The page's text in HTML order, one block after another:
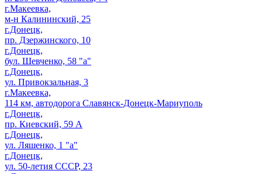
г.Макеевка,
м-н Калининский, 25
г.Донецк,
пр. Дзержинского, 10
г.Донецк,
бул. Шевченко, 58 "а"
г.Донецк,
ул. Привокзальная, 3
г.Макеевка,
114 км, автодорога Славянск-Донецк-Мариуполь
г.Донецк,
пр. Киевский, 59 А
г.Донецк,
ул. Ляшенко, 1 "а"
г.Донецк,
ул. 50-летия СССР, 23